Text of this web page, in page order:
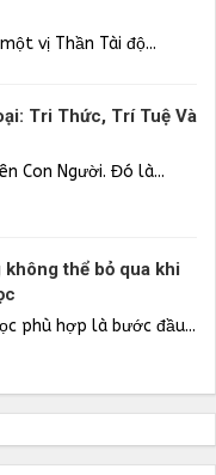
vị Thần Tài độ...
Tri Thức, Trí Tuệ Và
Con Người. Đó là...
thể bỏ qua khi
phù hợp là bước đầu...